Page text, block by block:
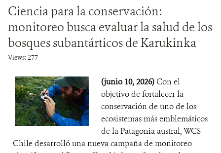
Ciencia para la conservación:
monitoreo busca evaluar la salud de los
bosques subantárticos de Karukinka
Views: 277
(junio 10, 2026) Con el
objetivo de fortalecer la
conservación de uno de los
ecosistemas más emblemáticos
de la Patagonia austral, WCS
Chile desarrolló una nueva campaña de monitoreo